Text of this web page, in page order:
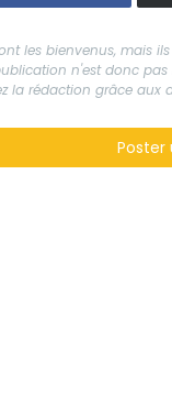
les bienvenus, mais
n'est donc
la rédaction grâce